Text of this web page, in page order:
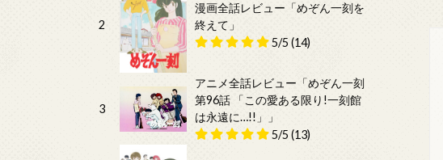
2
漫画全話レビュー「めぞん一刻を
終えて」
5/5 (14)
3
アニメ全話レビュー「めぞん一刻
第96話 「この愛ある限り!一刻館
は永遠に…!!」」
5/5 (13)